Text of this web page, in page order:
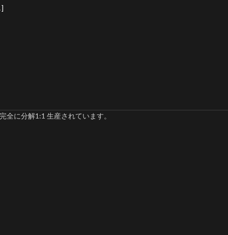
に分解1:1 生産されています。